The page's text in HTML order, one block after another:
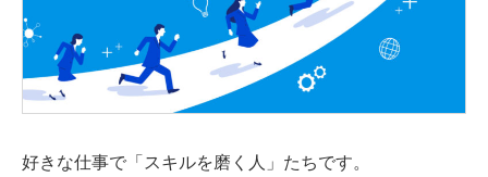
好きな仕事で「スキルを磨く人」たちです。